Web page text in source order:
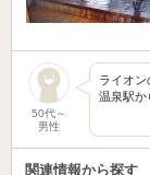
50代～
男性
ライオ
温泉駅か
関連情報から探す